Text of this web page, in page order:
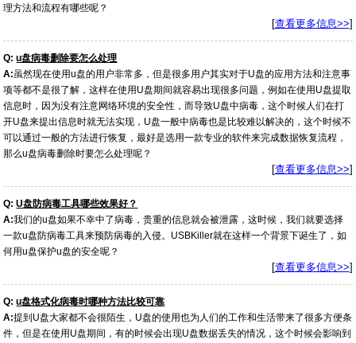
理方法和流程有哪些呢？
[查看更多信息>>]
Q: u盘病毒删除要怎么处理
A:虽然现在使用u盘的用户非常多，但是很多用户其实对于U盘的应用方法和注意事
项等都不是很了解，这样在使用U盘期间就容易出现很多问题，例如在使用U盘提取
信息时，因为没有注意网络环境的安全性，而导致U盘中病毒，这个时候人们在打
开U盘来提出信息时就无法实现，U盘一般中病毒也是比较难以解决的，这个时候不
可以通过一般的方法进行恢复，最好是选用一款专业的软件来完成数据恢复流程，
那么u盘病毒删除时要怎么处理呢？
[查看更多信息>>]
Q: U盘防病毒工具哪些效果好？
A:我们的u盘如果不幸中了病毒，贵重的信息就会被泄露，这时候，我们就要选择
一款u盘防病毒工具来预防病毒的入侵。USBKiller就在这样一个背景下诞生了，如
何用u盘保护u盘的安全呢？
[查看更多信息>>]
Q: u盘格式化病毒时哪种方法比较可靠
A:提到U盘大家都不会很陌生，U盘的使用也为人们的工作和生活带来了很多方便条
件，但是在使用U盘期间，有的时候会出现U盘数据丢失的情况，这个时候会影响到